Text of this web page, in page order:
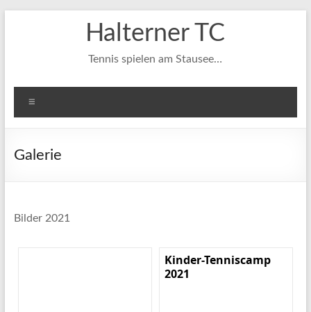
Halterner TC
Tennis spielen am Stausee…
Galerie
Bilder 2021
Kinder-Tenniscamp
2021